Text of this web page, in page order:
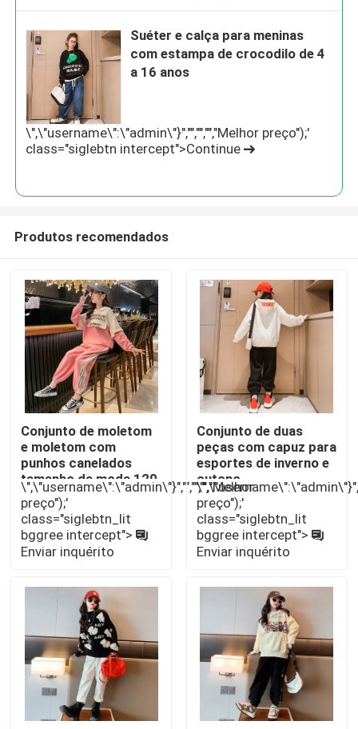
Casa
Produtos
Sobre nós
Excursão da fábrica
Controle da qualidade
Contato E.U.
Roupas infantis da moda
Suéter e calça para meninas
com estampa de crocodilo de 4
a 16 anos
\",\"username\":\"admin\"}","","","","Melhor preço");'
class="siglebtn intercept">Continue
Produtos recomendados
Conjunto de moletom
e moletom com
punhos canelados
tamanho da moda 120
130 140
\",\"username\":\"admin\"}","","","","Melhor
preço");'
class="siglebtn_lit
bggree intercept">
Enviar inquérito
Conjunto de duas
peças com capuz para
esportes de inverno e
outono
preço");'
class="siglebtn_lit
bggree intercept">
Enviar inquérito